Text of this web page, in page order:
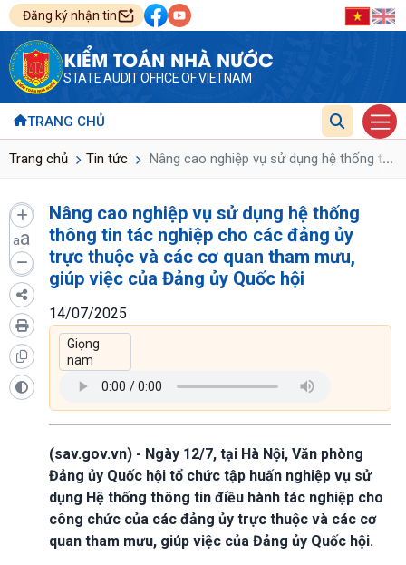
Đăng ký nhận tin
KIỂM TOÁN NHÀ NƯỚC
STATE AUDIT OFFICE OF VIETNAM
TRANG CHỦ
Trang chủ Tin tức Nâng cao nghiệp vụ sử dụng hệ thống ...
aa
Nâng cao nghiệp vụ sử dụng hệ thống
thông tin tác nghiệp cho các đảng ủy
trực thuộc và các cơ quan tham mưu,
giúp việc của Đảng ủy Quốc hội
14/07/2025
(sav.gov.vn) - Ngày 12/7, tại Hà Nội, Văn phòng
Đảng ủy Quốc hội tổ chức tập huấn nghiệp vụ sử
dụng Hệ thống thông tin điều hành tác nghiệp cho
công chức của các đảng ủy trực thuộc và các cơ
quan tham mưu, giúp việc của Đảng ủy Quốc hội.